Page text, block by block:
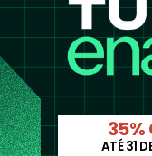
35%
ATÉ 31